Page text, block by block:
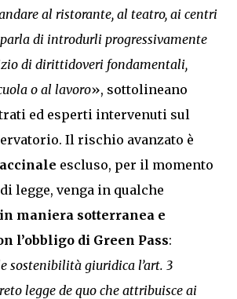
al ristorante, al teatro, ai centri
di introdurli progressivamente
di dirittidoveri fondamentali,
o al lavoro», sottolineano
ed esperti intervenuti sul
Il rischio avanzato è
escluso, per il momento
legge, venga in qualche
maniera sotterranea e
l’obbligo di Green Pass:
sostenibilità giuridica l’art. 3
legge de quo che attribuisce ai